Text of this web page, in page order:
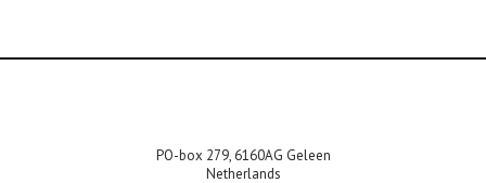
PO-box 279, 6160AG Geleen
Netherlands